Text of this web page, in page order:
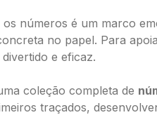
números é um marco
no papel. Para
e eficaz.
coleção completa de
traçados,